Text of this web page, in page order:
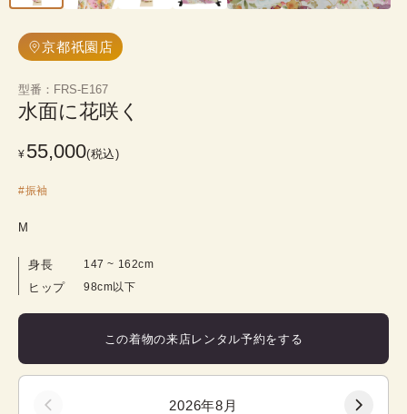
京都祇園店
型番 ： FRS-E167
水面に花咲く
¥ 55,000(税込)
#振袖
M
身長 147 ~ 162cm
ヒップ 98cm以下
この着物の来店レンタル予約をする
2026年8月